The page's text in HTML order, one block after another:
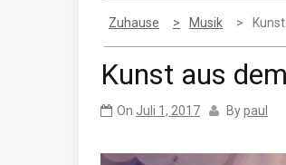
Zuhause Musik
Kunst aus
On Juli 1, 2017 Bypaul